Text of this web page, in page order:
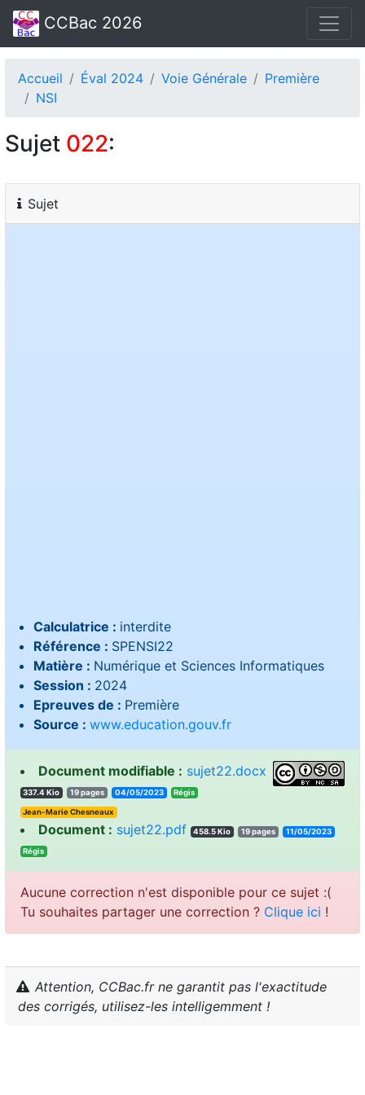
CCBac 2026
Accueil Éval 2024 Voie Générale
Première
NSI
Sujet 022:
Sujet
Calculatrice : interdite
Référence : SPENSI22
Matière : Numérique et Sciences Informatiques
Session : 2024
Epreuves de : Première
Source : www.education.gouv.fr
Document modifiable : sujet22.docx
337.4 Kio 19 pages 04/05/2023 sigéR
Jean-Marie Chesneaux
Document : sujet22.pdf 458.5 Kio 19 pages 11/05/2023
sigéR
Aucune correction n'est disponible pour ce sujet :(
Tu souhaites partager une correction ? Clique ici !
Attention, CCBac.fr ne garantit pas l'exactitude
des corrigés, utilisez-les intelligemment !